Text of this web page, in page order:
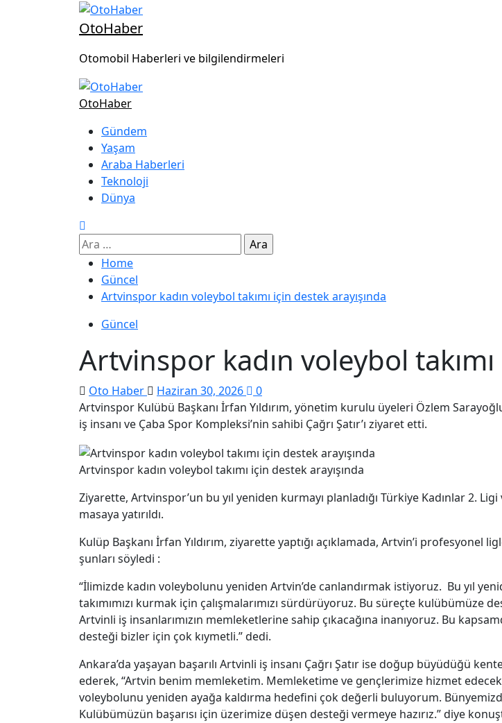
OtoHaber
Otomobil Haberleri ve bilgilendirmeleri
OtoHaber
Gündem
Yaşam
Araba Haberleri
Teknoloji
Dünya
Home
Güncel
Artvinspor kadın voleybol takımı için destek arayışında
Güncel
Artvinspor kadın voleybol
Oto Haber Haziran 30, 2026
0
Artvinspor Kulübü Başkanı İrfan Yıldırım, yönetim kurulu üyeleri Özlem
iş insanı ve Çaba Spor Kompleksi’nin sahibi Çağrı Şatır’ı ziyaret etti.
Artvinspor kadın voleybol takımı için destek arayışında
Ziyarette, Artvinspor’un bu yıl yeniden kurmayı planladığı Türkiye Kadınlar 2.
masaya yatırıldı.
Kulüp Başkanı İrfan Yıldırım, ziyarette yaptığı açıklamada, Artvin’i
şunları söyledi :
“İlimizde kadın voleybolunu yeniden Artvin’de canlandırmak istiyoruz. Bu yıl
takımımızı kurmak için çalışmalarımızı sürdürüyoruz. Bu süreçte
Artvinli iş insanlarımızın memleketlerine sahip çıkacağına inanıyoruz. Bu
desteği bizler için çok kıymetli.” dedi.
Ankara’da yaşayan başarılı Artvinli iş insanı Çağrı Şatır ise doğup büyüdüğü
ederek, “Artvin benim memleketim. Memleketime ve gençlerimize hizmet
voleybolunu yeniden ayağa kaldırma hedefini çok değerli buluyorum.
Kulübümüzün başarısı için üzerimize düşen desteği vermeye hazırız.” diye